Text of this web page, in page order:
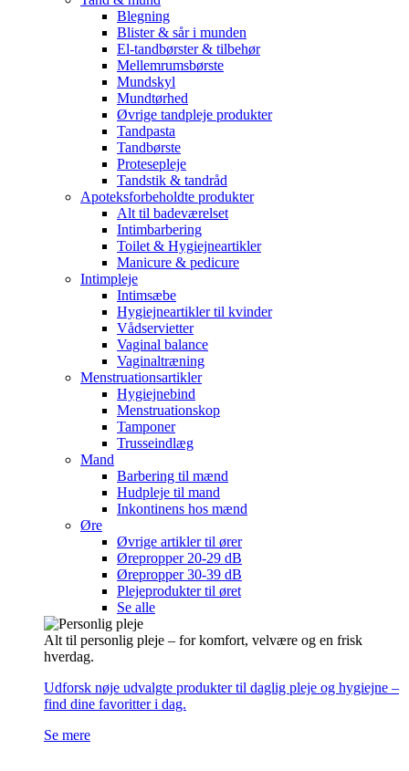
Blegning
Blister & sår i munden
El-tandbørster & tilbehør
Mellemrumsbørste
Mundskyl
Mundtørhed
Øvrige tandpleje produkter
Tandpasta
Tandbørste
Protesepleje
Tandstik & tandråd
Apoteksforbeholdte produkter
Alt til badeværelset
Intimbarbering
Toilet & Hygiejneartikler
Manicure & pedicure
Intimpleje
Intimsæbe
Hygiejneartikler til kvinder
Vådservietter
Vaginal balance
Vaginaltræning
Menstruationsartikler
Hygiejnebind
Menstruationskop
Tamponer
Trusseindlæg
Mand
Barbering til mænd
Hudpleje til mand
Inkontinens hos mænd
Øre
Øvrige artikler til ører
Ørepropper 20-29 dB
Ørepropper 30-39 dB
Plejeprodukter til øret
Se alle
Alt til personlig pleje – for komfort, velvære og en frisk
hverdag.
Udforsk nøje udvalgte produkter til daglig pleje og hygiejne –
find dine favoritter i dag.
Se mere